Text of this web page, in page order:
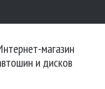
магазин
и дисков